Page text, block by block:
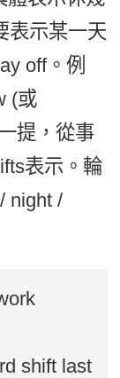
表示某一天
off。例
(或
提，從事
表示。輪
night /
shift last